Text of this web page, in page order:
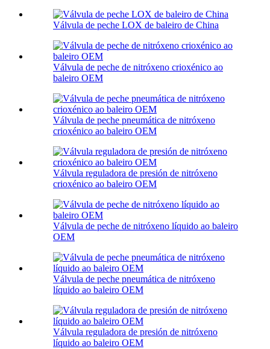
Válvula de peche LOX de baleiro de China
Válvula de peche de nitróxeno crioxénico ao
baleiro OEM
Válvula de peche pneumática de nitróxeno
crioxénico ao baleiro OEM
Válvula reguladora de presión de nitróxeno
crioxénico ao baleiro OEM
Válvula de peche de nitróxeno líquido ao baleiro
OEM
Válvula de peche pneumática de nitróxeno
líquido ao baleiro OEM
Válvula reguladora de presión de nitróxeno
líquido ao baleiro OEM